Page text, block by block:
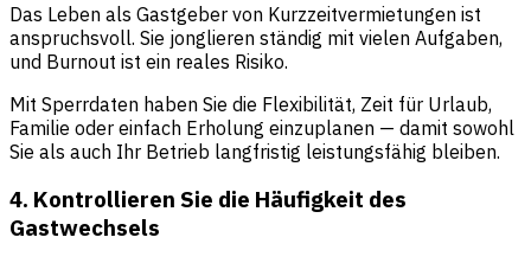
Das Leben als Gastgeber von Kurzzeitvermietungen ist
anspruchsvoll. Sie jonglieren ständig mit vielen Aufgaben,
und Burnout ist ein reales Risiko.
Mit Sperrdaten haben Sie die Flexibilität, Zeit für Urlaub,
Familie oder einfach Erholung einzuplanen — damit sowohl
Sie als auch Ihr Betrieb langfristig leistungsfähig bleiben.
4. Kontrollieren Sie die Häufigkeit des
Gastwechsels